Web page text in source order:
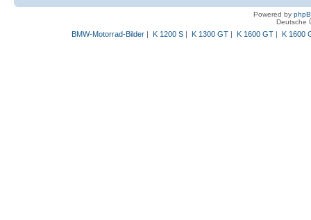
Powered by
Deutsche
BMW-Motorrad-Bilder| K 1200 S| K 1300 GT| K 1600 GT| K 1600